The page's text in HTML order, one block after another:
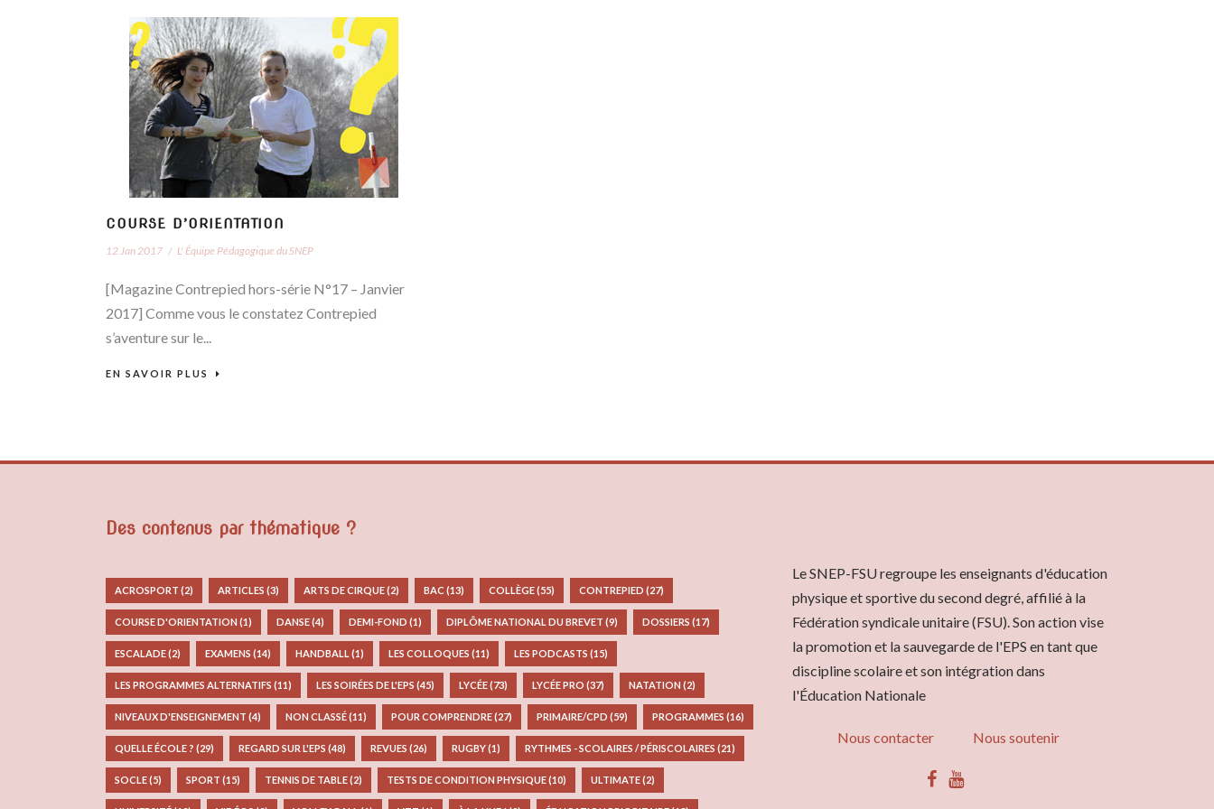
COURSE D’ORIENTATION
12 Jan 2017 / L' Équipe Pédagogique du SNEP
[Magazine Contrepied hors-série N°17 – Janvier
2017] Comme vous le constatez Contrepied
s’aventure sur le...
EN SAVOIR PLUS
Des contenus par thématique ?
ACROSPORT (2) ARTICLES (3) ARTS DE CIRQUE(2) BAC (13) COLLÈGE(55) CONTREPIED (27)
COURSE D'ORIENTATION (1) DANSE(4) DEMI-FOND (1) DIPLÔME NATIONAL DU BREVET (9) DOSSIERS (17)
ESCALADE(2) EXAMENS (14) HANDBALL (1) LES COLLOQUES (11) LES PODCASTS (15)
LES PROGRAMMES ALTERNATIFS (11) LES SOIRÉES DE L'EPS (45) LYCÉE(73) LYCÉE PRO (37) NATATION (2)
NIVEAUX D'ENSEIGNEMENT (4) NON CLASSÉ(11) POUR COMPRENDRE(27) PRIMAIRE/CPD (59) PROGRAMMES (16)
QUELLE ÉCOLE ? (29) REGARD SUR L'EPS (48) REVUES (26) RUGBY(1) RYTHMES - SCOLAIRES / PÉRISCOLAIRES (21)
SOCLE(5) SPORT (15) TENNIS DE TABLE(2) TESTS DE CONDITION PHYSIQUE(10) ULTIMATE(2)
Le SNEP-FSU regroupe les enseignants d'éducation
physique et sportive du second degré, affilié à la
Fédération syndicale unitaire (FSU). Son action vise
la promotion et la sauvegarde de l'EPS en tant que
discipline scolaire et son intégration dans
l'Éducation Nationale
Nous contacter Nous soutenir